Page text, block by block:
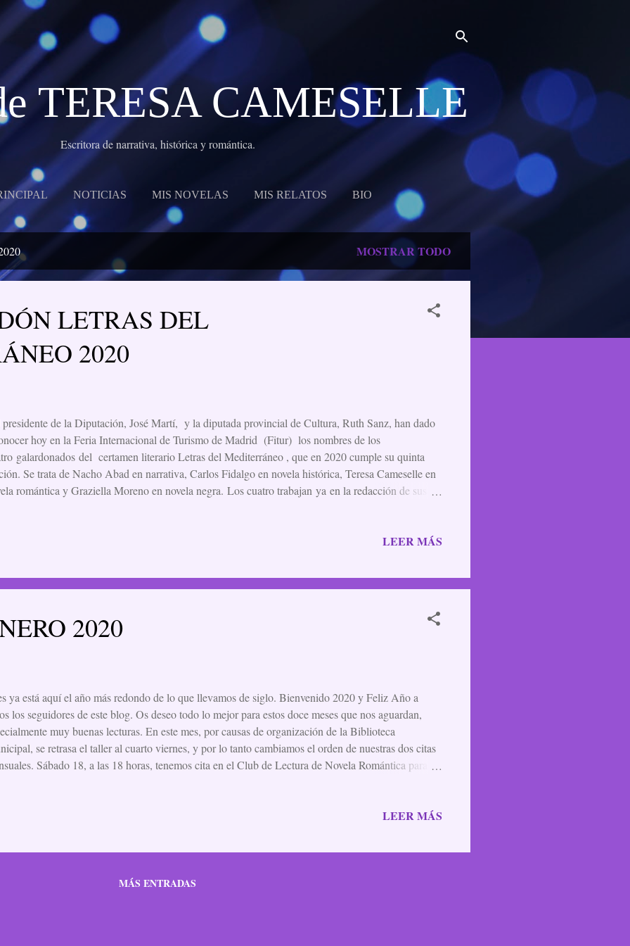
Ir al contenido principal
TERESA CAMESELLE
Escritora de narrativa, histórica y romántica.
NOTICIAS MIS NOVELAS MIS RELATOS BIO
MOSTRAR TODO
LETRAS DEL
2020
de la Diputación, José Martí, y la diputada provincial de Cultura, Ruth Sanz, han dado
hoy en la Feria Internacional de Turismo de Madrid (Fitur) los nombres de los
galardonados del certamen literario Letras del Mediterráneo , que en 2020 cumple su quinta
Se trata de Nacho Abad en narrativa, Carlos Fidalgo en novela histórica, Teresa Cameselle en
romántica y Graziella Moreno en novela negra. Los cuatro trabajan ya en la redacción de sus
de Teresa Cameselle, que no ha podido acudir y ha estado representada por su editora, Rosa
un poco so...
LEER MÁS
2020
ya está aquí el año más redondo de lo que llevamos de siglo. Bienvenido 2020 y Feliz Año a
los seguidores de este blog. Os deseo todo lo mejor para estos doce meses que nos aguardan,
muy buenas lecturas. En este mes, por causas de organización de la Biblioteca
se retrasa el taller al cuarto viernes, y por lo tanto cambiamos el orden de nuestras dos citas
Sábado 18, a las 18 horas, tenemos cita en el Club de Lectura de Novela Romántica para
LEER MÁS
MÁS ENTRADAS